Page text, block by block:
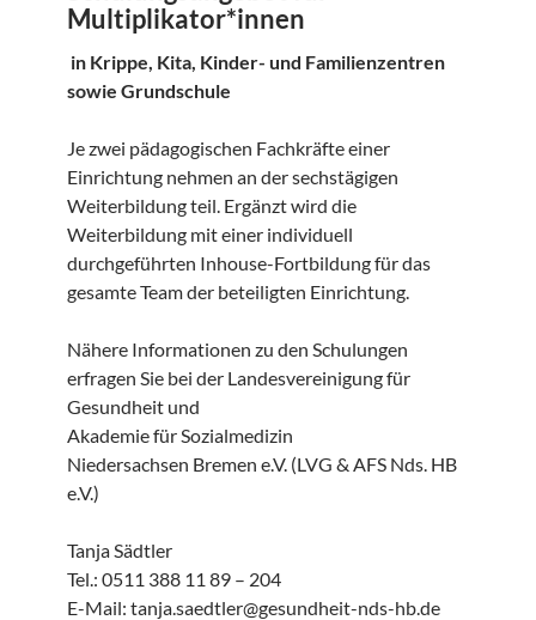
Multiplikator*innen
in Krippe, Kita, Kinder- und Familienzentren
sowie Grundschule
Je zwei pädagogischen Fachkräfte einer
Einrichtung nehmen an der sechstägigen
Weiterbildung teil. Ergänzt wird die
Weiterbildung mit einer individuell
durchgeführten Inhouse-Fortbildung für das
gesamte Team der beteiligten Einrichtung.
Nähere Informationen zu den Schulungen
erfragen Sie bei der Landesvereinigung für
Gesundheit und
Akademie für Sozialmedizin
Niedersachsen Bremen e.V. (LVG & AFS Nds. HB
e.V.)
Tanja Sädtler
Tel.: 0511 388 11 89 – 204
E-Mail: tanja.saedtler@gesundheit-nds-hb.de